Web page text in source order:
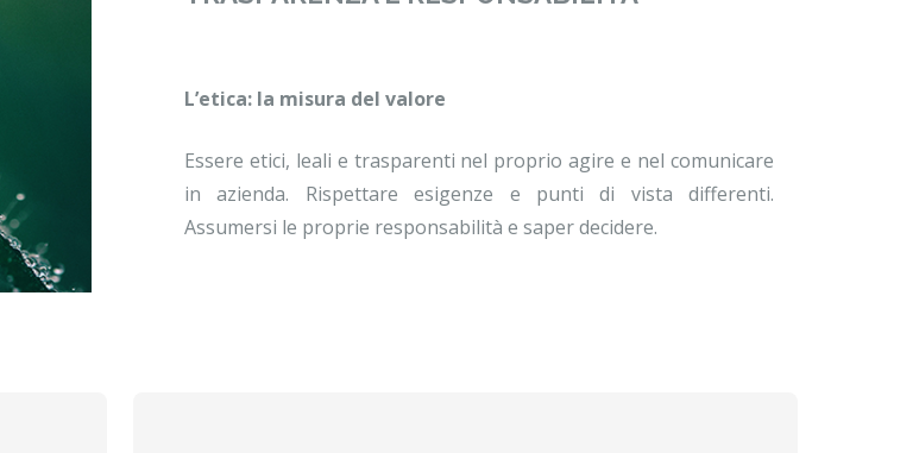
L’etica: la misura del valore
Essere etici, leali e trasparenti nel proprio agire e nel comunicare
in azienda. Rispettare esigenze e punti di vista differenti.
Assumersi le proprie responsabilità e saper decidere.